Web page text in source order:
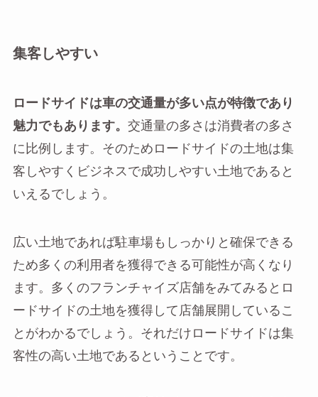
集客しやすい
ロードサイドは車の交通量が多い点が特徴であり
魅力でもあります。 交通量の多さは消費者の多さ
に比例します。そのためロードサイドの土地は集
客しやすくビジネスで成功しやすい土地であると
いえるでしょう。
広い土地であれば駐車場もしっかりと確保できる
ため多くの利用者を獲得できる可能性が高くなり
ます。多くのフランチャイズ店舗をみてみるとロ
ードサイドの土地を獲得して店舗展開しているこ
とがわかるでしょう。それだけロードサイドは集
客性の高い土地であるということです。